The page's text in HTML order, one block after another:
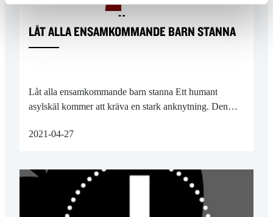
LÅT ALLA ENSAMKOMMANDE BARN STANNA
Låt alla ensamkommande barn stanna Ett humant
asylskäl kommer att kräva en stark anknytning. Den…
2021-04-27